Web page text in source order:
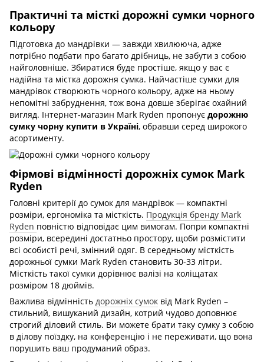
Практичні та місткі дорожні сумки чорного
кольору
Підготовка до мандрівки — завжди хвилююча, адже
потрібно подбати про багато дрібниць, не забути з собою
найголовніше. Збиратися буде простіше, якщо у вас є
надійна та містка дорожня сумка. Найчастіше сумки для
мандрівок створюють чорного кольору, адже на ньому
непомітні забруднення, тож вона довше зберігає охайний
вигляд. Інтернет-магазин Mark Ryden пропонує дорожню
сумку чорну купити в Україні, обравши серед широкого
асортименту.
Фірмові відмінності дорожніх сумок Mark
Ryden
Головні критерії до сумок для мандрівок — компактні
розміри, ергономіка та місткість. Продукція бренду Mark
Ryden повністю відповідає цим вимогам. Попри компактні
розміри, всередині достатньо простору, щоби розмістити
всі особисті речі, змінний одяг. В середньому місткість
дорожньої сумки Mark Ryden становить 30-33 літри.
Місткість такої сумки дорівнює валізі на коліщатах
розміром 18 дюймів.
Важлива відмінність дорожніх сумок від Mark Ryden –
стильний, вишуканий дизайн, котрий чудово доповнює
строгий діловий стиль. Ви можете брати таку сумку з собою
в ділову поїздку, на конференцію і не переживати, що вона
порушить ваш продуманий образ.